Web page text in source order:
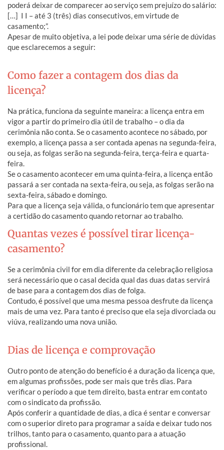
poderá deixar de comparecer ao serviço sem prejuízo do salário:
[…] I I – até 3 (três) dias consecutivos, em virtude de
casamento;”.
Apesar de muito objetiva, a lei pode deixar uma série de dúvidas
que esclarecemos a seguir:
Como fazer a contagem dos dias da
licença?
Na prática, funciona da seguinte maneira: a licença entra em
vigor a partir do primeiro dia útil de trabalho – o dia da
cerimônia não conta. Se o casamento acontece no sábado, por
exemplo, a licença passa a ser contada apenas na segunda-feira,
ou seja, as folgas serão na segunda-feira, terça-feira e quarta-
feira.
Se o casamento acontecer em uma quinta-feira, a licença então
passará a ser contada na sexta-feira, ou seja, as folgas serão na
sexta-feira, sábado e domingo.
Para que a licença seja válida, o funcionário tem que apresentar
a certidão do casamento quando retornar ao trabalho.
Quantas vezes é possível tirar licença-
casamento?
Se a cerimônia civil for em dia diferente da celebração religiosa
será necessário que o casal decida qual das duas datas servirá
de base para a contagem dos dias de folga.
Contudo, é possível que uma mesma pessoa desfrute da licença
mais de uma vez. Para tanto é preciso que ela seja divorciada ou
viúva, realizando uma nova união.
Dias de licença e comprovação
Outro ponto de atenção do benefício é a duração da licença que,
em algumas profissões, pode ser mais que três dias. Para
verificar o período a que tem direito, basta entrar em contato
com o sindicato da profissão.
Após conferir a quantidade de dias, a dica é sentar e conversar
com o superior direto para programar a saída e deixar tudo nos
trilhos, tanto para o casamento, quanto para a atuação
profissional.